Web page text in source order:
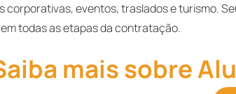
corporativas, eventos, traslados e turismo.
todas as etapas da contratação.
mais sobre